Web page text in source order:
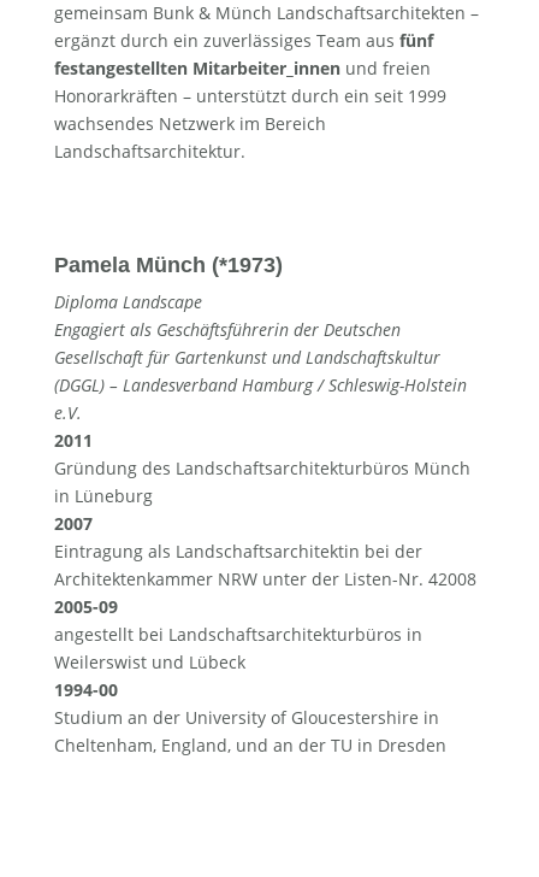
gemeinsam Bunk & Münch Landschaftsarchitekten –
ergänzt durch ein zuverlässiges Team aus fünf
festangestellten Mitarbeiter_innenund freien
Honorarkräften – unterstützt durch ein seit 1999
wachsendes Netzwerk im Bereich
Landschaftsarchitektur.
Pamela Münch (*1973)
Diploma Landscape
Engagiert als Geschäftsführerin der Deutschen
Gesellschaft für Gartenkunst und Landschaftskultur
(DGGL) – Landesverband Hamburg / Schleswig-Holstein
e.V.
2011
Gründung des Landschaftsarchitekturbüros Münch
in Lüneburg
2007
Eintragung als Landschaftsarchitektin bei der
Architektenkammer NRW unter der Listen-Nr. 42008
2005-09
angestellt bei Landschaftsarchitekturbüros in
Weilerswist und Lübeck
1994-00
Studium an der University of Gloucestershire in
Cheltenham, England, und an der TU in Dresden